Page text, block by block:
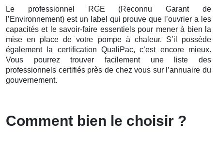
Le professionnel RGE (Reconnu Garant de
l’Environnement) est un label qui prouve que l’ouvrier a les
capacités et le savoir-faire essentiels pour mener à bien la
mise en place de votre pompe à chaleur. S’il possède
également la certification QualiPac, c’est encore mieux.
Vous pourrez trouver facilement une liste des
professionnels certifiés près de chez vous sur l’annuaire du
gouvernement.
Comment bien le choisir ?